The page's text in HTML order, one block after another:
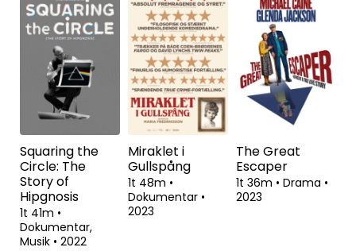
Squaring the
Circle: The
Story of
Hipgnosis
1t 41m •
Dokumentar,
Musik • 2022
Miraklet i
Gullspång
1t 48m •
Dokumentar •
2023
The Great
Escaper
1t 36m • Drama •
2023